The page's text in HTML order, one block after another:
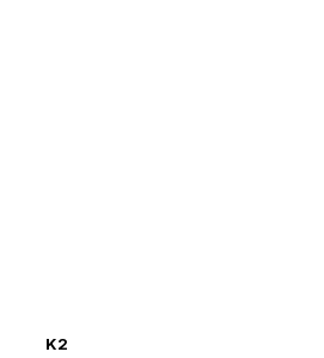
K2